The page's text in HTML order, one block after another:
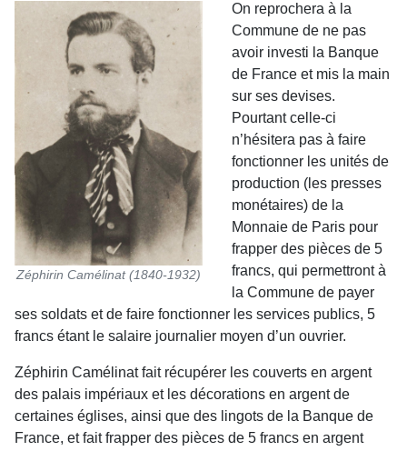
Zéphirin Camélinat (1840-1932)
On reprochera à la
Commune de ne pas
avoir investi la Banque
de France et mis la main
sur ses devises.
Pourtant celle-ci
n’hésitera pas à faire
fonctionner les unités de
production (les presses
monétaires) de la
Monnaie de Paris pour
frapper des pièces de 5
francs, qui per­mettront à
la Commune de payer
ses soldats et de faire fonctionner les services publics, 5
francs étant le salaire journalier moyen d’un ouvrier.
Zéphirin Camélinat fait récupérer les couverts en argent
des palais impériaux et les décorations en argent de
certaines églises, ainsi que des lingots de la Banque de
France, et fait frapper des pièces de 5 francs en argent